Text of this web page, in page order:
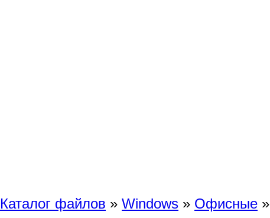
Каталог файлов » Windows » Офисные »